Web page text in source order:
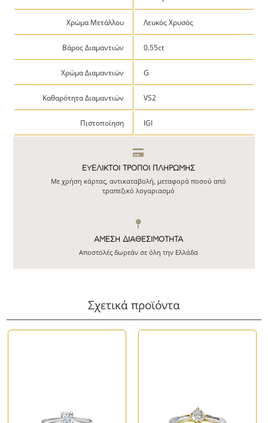
Χρώμα Μετάλλου Λευκός Χρυσός
Βάρος Διαμαντιών 0.55ct
Χρώμα Διαμαντιών G
Καθαρότητα Διαμαντιών VS2
Πιστοποίηση IGI
ΕΥΕΛΙΚΤΟΙ ΤΡΟΠΟΙ ΠΛΗΡΩΜΗΣ
Με χρήση κάρτας, αντικαταβολή, μεταφορά ποσού από
τραπεζικό λογαριασμό
ΆΜΕΣΗ ΔΙΑΘΕΣΙΜΌΤΗΤΑ
Αποστολές δωρεάν σε όλη την Ελλάδα
Σχετικά προϊόντα